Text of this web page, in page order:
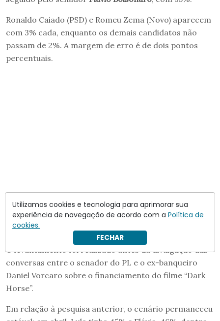
Ronaldo Caiado (PSD) e Romeu Zema (Novo) aparecem
com 3% cada, enquanto os demais candidatos não
passam de 2%. A margem de erro é de dois pontos
percentuais.
Na simulação de segundo turno,Lula e Flávio
aparecem empatados com 45% das intenções de voto
O levantamento foi realizado antes da divulgação das
conversas entre o senador do PL e o ex-banqueiro
Daniel Vorcaro sobre o financiamento do filme “Dark
Horse”.
Em relação à pesquisa anterior, o cenário permaneceu
Utilizamos cookies e tecnologia para aprimorar sua
experiência de navegação de acordo com a Política de
cookies.
FECHAR